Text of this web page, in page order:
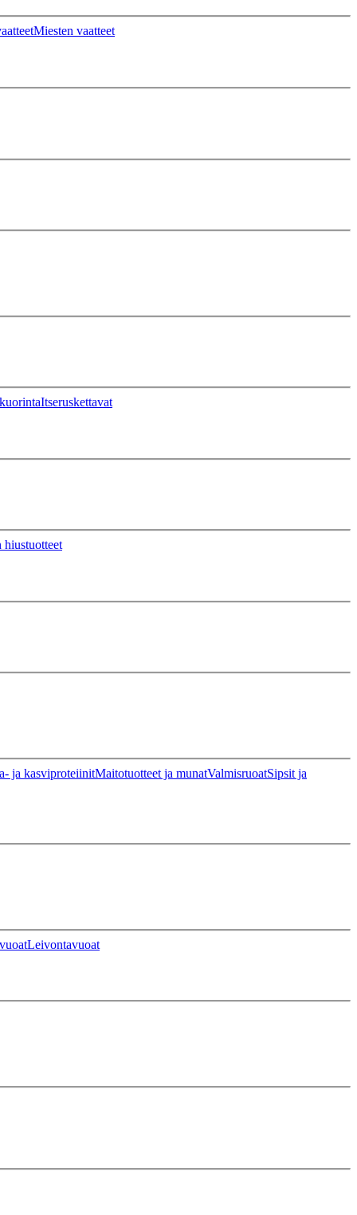
Miesten vaatteet
Itseruskettavat
hiustuotteet
ja kasviproteiinitMaitotuotteet ja munatValmisruoatSipsit ja
Leivontavuoat